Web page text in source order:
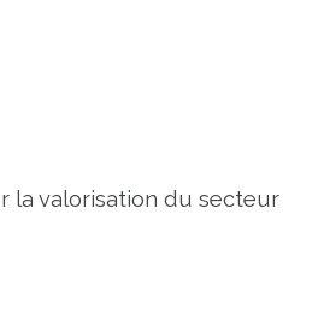
la valorisation du secteur